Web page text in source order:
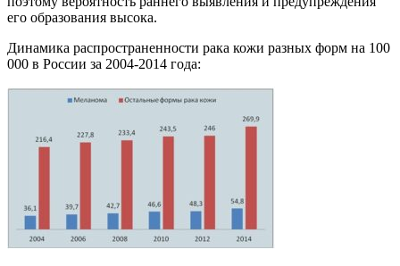
его образования высока.
Динамика распространенности рака кожи разных форм на 100
000 в России за 2004-2014 года: